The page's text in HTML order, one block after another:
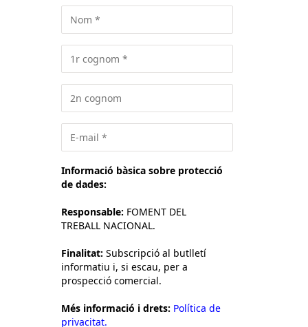
Informació bàsica sobre protecció
de dades:
Responsable: FOMENT DEL
TREBALL NACIONAL.
Finalitat: Subscripció al butlletí
informatiu i, si escau, per a
prospecció comercial.
Més informació i drets: Política de
privacitat.